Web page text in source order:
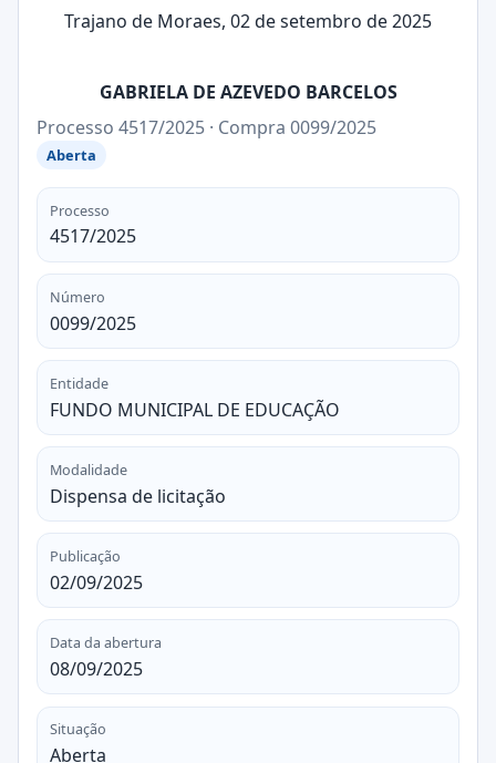
Trajano de Moraes, 02 de setembro de 2025
GABRIELA DE AZEVEDO BARCELOS
Processo 4517/2025 · Compra 0099/2025
Aberta
Processo
4517/2025
Número
0099/2025
Entidade
FUNDO MUNICIPAL DE EDUCAÇÃO
Modalidade
Dispensa de licitação
Publicação
02/09/2025
Data da abertura
08/09/2025
Situação
Aberta